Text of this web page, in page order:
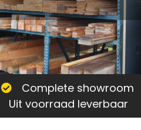
Complete showroom
Uit voorraad leverbaar